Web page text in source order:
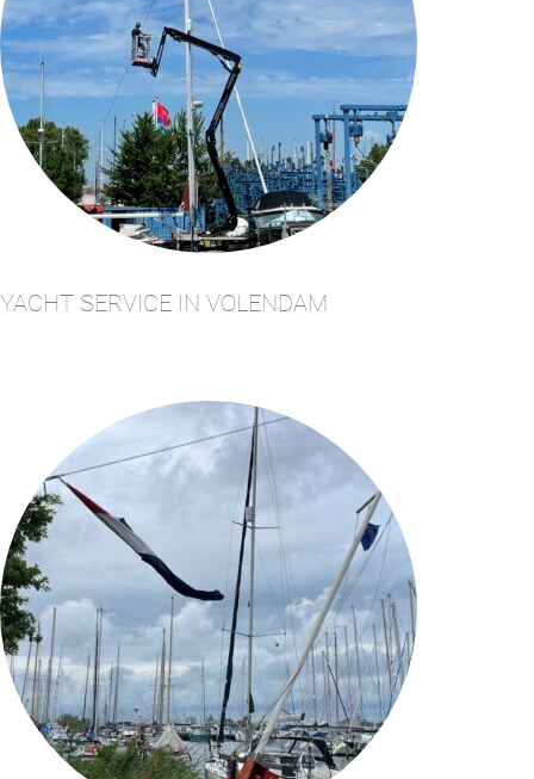
Kajuit
Apartment
Midscheeps
Zimmer
Bakboord
Zimmer
Stuurboord
Stellenangebote
YACHT SERVICE IN VOLENDAM